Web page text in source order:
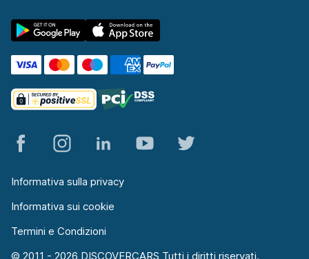
© 2011 - 2026 DISCOVERCARS Tutti i diritti riservati.
Informativa sulla privacy
Informativa sui cookie
Termini e Condizioni